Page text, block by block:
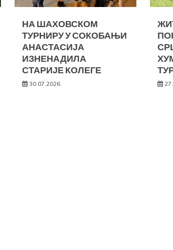
НА ШАХОВСКОМ
ТУРНИРУ У СОКОБАЊИ
АНАСТАСИЈА
ИЗНЕНАДИЛА
СТАРИЈЕ КОЛЕГЕ
30.07.2026.